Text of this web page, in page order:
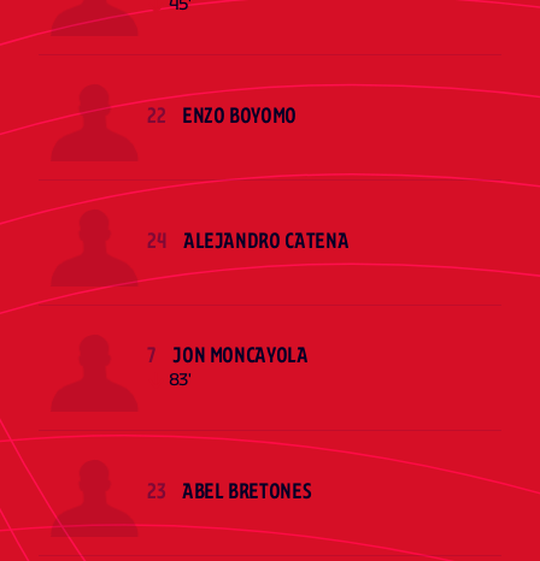
22 ENZO BOYOMO
24 ALEJANDRO CATENA
7
JON MONCAYOLA
83'
23 ABEL BRETONES